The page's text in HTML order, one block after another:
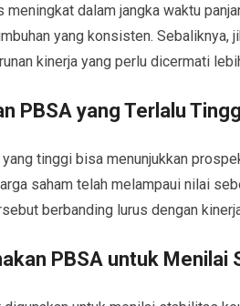
meningkat dalam jangka waktu
yang konsisten. Sebaliknya,
kinerja yang perlu dicermati
PBSA yang Terlalu
tinggi bisa menunjukkan
saham telah melampaui nilai
berbanding lurus dengan
PBSA untuk Menilai